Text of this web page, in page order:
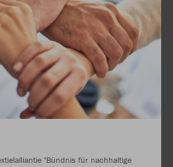
"Bündnis für nachhaltige